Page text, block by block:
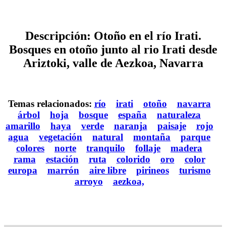
Descripción: Otoño en el río Irati.
Bosques en otoño junto al rio Irati desde
Ariztoki, valle de Aezkoa, Navarra
Temas relacionados: río irati otoño
navarra
árbol
hoja bosque españa
naturaleza
amarillo
haya verde naranja paisaje
rojo
agua
vegetación natural montaña
parque
colores
norte tranquilo follaje
madera
rama
estación ruta colorido oro
color
europa
marrón aire libre pirineos
turismo
arroyo
aezkoa,